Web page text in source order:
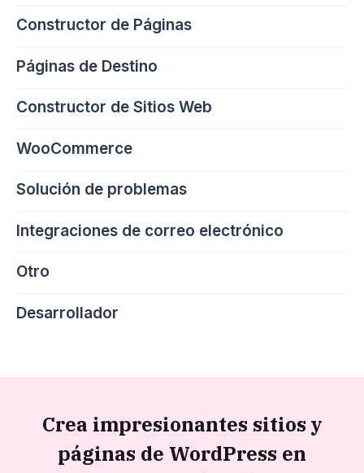
Constructor de Páginas
Páginas de Destino
Constructor de Sitios Web
WooCommerce
Solución de problemas
Integraciones de correo electrónico
Otro
Desarrollador
Crea impresionantes sitios y
páginas de WordPress en